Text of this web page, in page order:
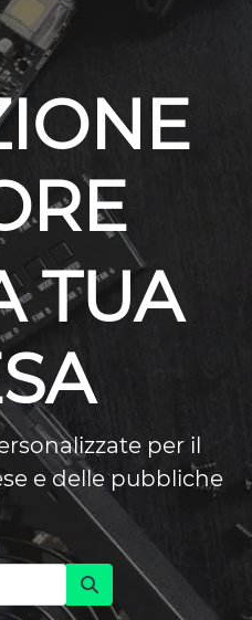
TUA
per il
e delle pubbliche